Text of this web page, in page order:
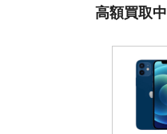
高額買取